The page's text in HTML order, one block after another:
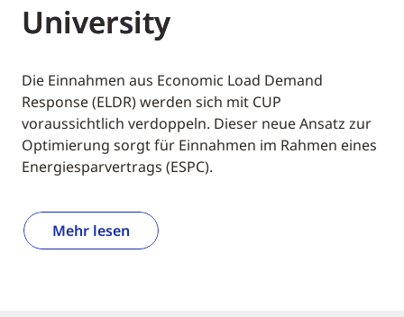
University
Die Einnahmen aus Economic Load Demand
Response (ELDR) werden sich mit CUP
voraussichtlich verdoppeln. Dieser neue Ansatz zur
Optimierung sorgt für Einnahmen im Rahmen eines
Energiesparvertrags (ESPC).
Mehr lesen